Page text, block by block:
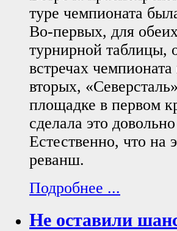
туре чемпионата
Во-первых, для
турнирной таблицы,
встречах
вторых,
площадке в первом
сделала это
Естественно, что на
реванш.
Подробнее ...
Не оставили